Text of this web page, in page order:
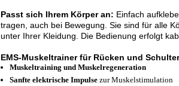
Passt sich Ihrem Körper an: Einfach
tragen, auch bei Bewegung. Sie sind für alle
unter Ihrer Kleidung. Die Bedienung erfolgt
EMS-Muskeltrainer für Rücken und
Muskeltraining und Muskelregeneration
Sanfte elektrische Impulse zur Muskelstimulation